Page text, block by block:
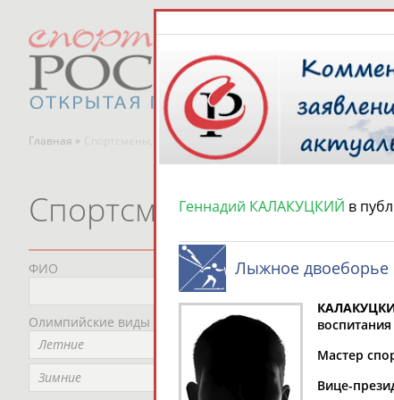
Главная » Спортсмены, тренеры и специалисты
Спортсмены, тренеры
ФИО
Олимпийские виды спорта
Летние
Зимние
Геннадий КАЛАКУЦКИЙ в
Лыжное двоеборье
Мастер
Вице-